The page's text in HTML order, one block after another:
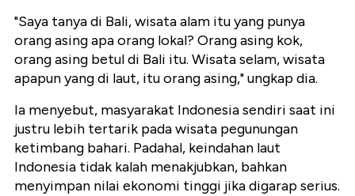
"Saya tanya di Bali, wisata alam itu yang punya
orang asing apa orang lokal? Orang asing kok,
orang asing betul di Bali itu. Wisata selam, wisata
apapun yang di laut, itu orang asing," ungkap dia.
Ia menyebut, masyarakat Indonesia sendiri saat ini
justru lebih tertarik pada wisata pegunungan
ketimbang bahari. Padahal, keindahan laut
Indonesia tidak kalah menakjubkan, bahkan
menyimpan nilai ekonomi tinggi jika digarap serius.